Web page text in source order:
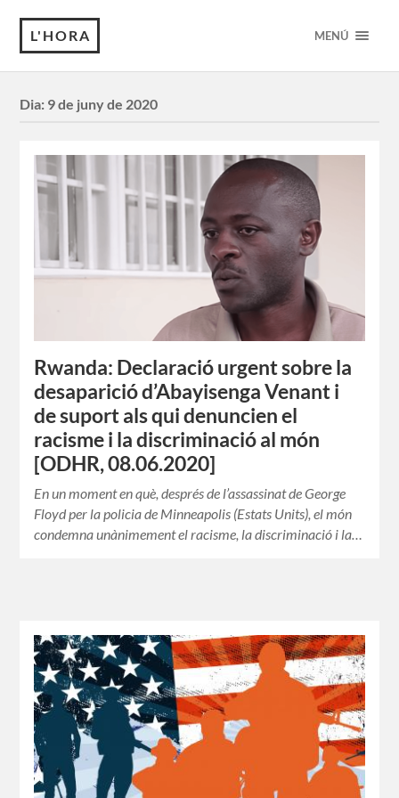
L'HORA MENÚ
Dia: 9 de juny de 2020
Rwanda: Declaració urgent sobre la
desaparició d’Abayisenga Venant i
de suport als qui denuncien el
racisme i la discriminació al món
[ODHR, 08.06.2020]
En un moment en què, després de l’assassinat de George
Floyd per la policia de Minneapolis (Estats Units), el món
condemna unànimement el racisme, la discriminació i la…